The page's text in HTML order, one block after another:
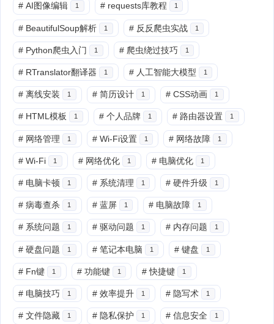
# AI图像编辑 1 # requests库教程 1
# BeautifulSoup解析 1 # 反反爬虫实战 1
# Python爬虫入门 1 # 爬虫绕过技巧 1
# RTranslator翻译器 1 # 人工智能大模型 1
# 离线安装 1 # 简历设计 1 # CSS动画 1
# HTML模板 1 # 个人品牌 1 # 路由器设置 1
# 网络管理 1 # Wi-Fi设置 1 # 网络故障 1
# Wi-Fi 1 # 网络优化 1 # 电脑优化 1
# 电脑卡顿 1 # 系统清理 1 # 硬件升级 1
# 病毒查杀 1 # 蓝屏 1 # 电脑故障 1
# 系统问题 1 # 驱动问题 1 # 内存问题 1
# 硬盘问题 1 # 笔记本电脑 1 # 键盘 1
# Fn键 1 # 功能键 1 # 快捷键 1
# 电脑技巧 1 # 效率提升 1 # 隐写术 1
# 文件隐藏 1 # 隐私保护 1 # 信息安全 1